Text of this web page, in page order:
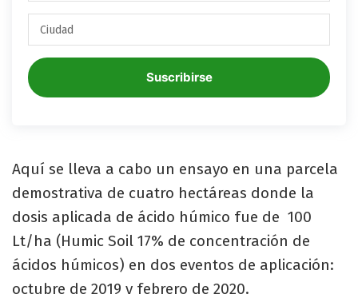
Suscribirse
Aquí se lleva a cabo un ensayo en una parcela
demostrativa de cuatro hectáreas donde la
dosis aplicada de ácido húmico fue de 100
Lt/ha (Humic Soil 17% de concentración de
ácidos húmicos) en dos eventos de aplicación:
octubre de 2019 y febrero de 2020.